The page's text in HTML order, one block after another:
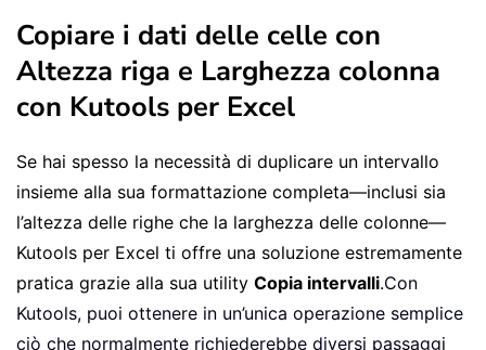
Copiare i dati delle celle con
Altezza riga e Larghezza colonna
con Kutools per Excel
Se hai spesso la necessità di duplicare un intervallo
insieme alla sua formattazione completa—inclusi sia
l’altezza delle righe che la larghezza delle colonne—
Kutools per Excel ti offre una soluzione estremamente
pratica grazie alla sua utility Copia intervalli.Con
Kutools, puoi ottenere in un’unica operazione semplice
ciò che normalmente richiederebbe diversi passaggi